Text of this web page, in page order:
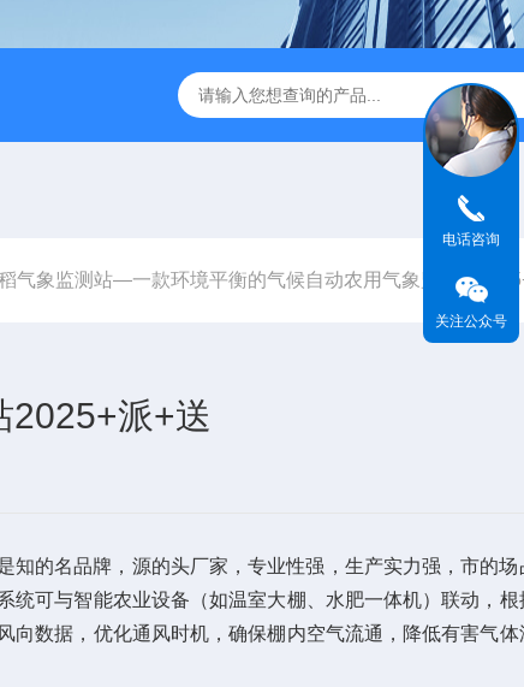
FZ5大气负氧离子监测站 JC-ZS07多参数污水在线检测仪
气象监测站—一款环境平衡的气候自动农用气象监测站
派+送
名品牌，源的头厂家，专业性强，生产实力强，市的场
可与智能农业设备（如温室大棚、水肥一体机）联动，根
数据，优化通风时机，确保棚内空气流通，降低有害气体
电话咨询
关注公众号